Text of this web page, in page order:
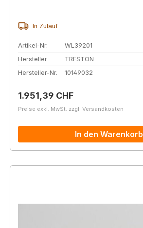
In Zulauf
Artikel-Nr.
WL39201
Hersteller
TRESTON
Hersteller-Nr.
10149032
Regulärer Preis:
1.951,39 CHF
Preise exkl. MwSt. zzgl. Versandkosten
In den Warenkorb